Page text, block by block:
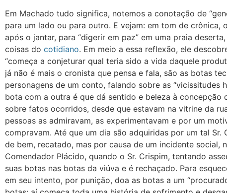
Em Machado tudo significa, notemos a conotação de
para um lado ou para outro. E vejam: em tom de crônica,
após o jantar, para “digerir em paz” em uma praia
coisas do cotidiano. Em meio a essa reflexão, ele
“começa a conjeturar qual teria sido a vida daquele
já não é mais o cronista que pensa e fala, são as botas
personagens de um conto, falando sobre as “vicissitudes
bota com a outra é que dá sentido e beleza à concepção
sobre fatos ocorridos, desde que estavam na vitrine da
pessoas as admiravam, as experimentavam e por um
compravam. Até que um dia são adquiridas por um tal Sr.
de bem, recatado, mas por causa de um incidente social,
Comendador Plácido, quando o Sr. Crispim, tentando
suas botas nas botas da viúva e é rechaçado. Para
em seu intento, por punição, doa as botas a um